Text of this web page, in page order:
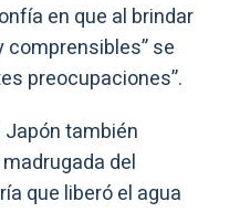
en que al brindar
comprensibles” se
preocupaciones”.
Japón también
del
que liberó el agua